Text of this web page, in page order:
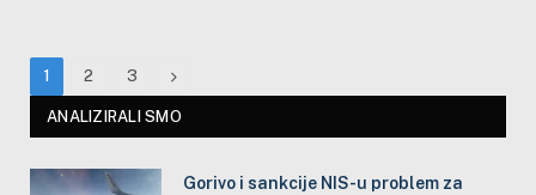
1 2 3 Next
ANALIZIRALI SMO
Gorivo i sankcije NIS-u problem za